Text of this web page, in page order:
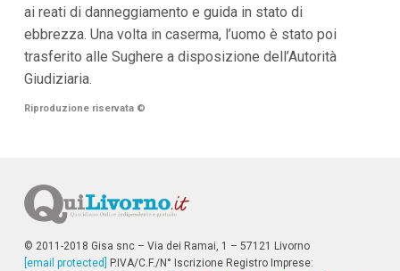
l
M
e
ù
r
a
V
a
ai reati di danneggiamento e guida in stato di
ebbrezza. Una volta in caserma, l’uomo è stato poi
trasferito alle Sughere a disposizione dell’Autorità
Giudiziaria.
Riproduzione riservata ©
© 2011-2018 Gisa snc – Via dei Ramai, 1 – 57121 Livorno
[email protected]
P.IVA/C.F./N° Iscrizione Registro Imprese: